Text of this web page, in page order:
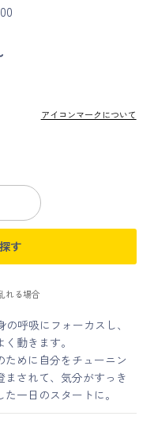
意書
アイコンマークについて
す
れる場合
呼吸にフォーカスし、
動きます。
めに自分をチューニン
されて、気分がすっき
一日のスタートに。